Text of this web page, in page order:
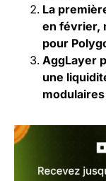
La
en février,
pour
AggLayer
une